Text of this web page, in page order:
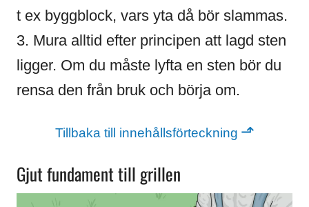
t ex byggblock, vars yta då bör slammas.
3. Mura alltid efter principen att lagd sten
ligger. Om du måste lyfta en sten bör du
rensa den från bruk och börja om.
Tillbaka till innehållsförteckning ⬏
Gjut fundament till grillen